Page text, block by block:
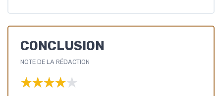
CONCLUSION
NOTE DE LA RÉDACTION
★★★★★
★★★★★